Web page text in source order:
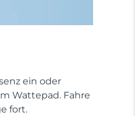
ein oder
Wattepad. Fahre
fort.